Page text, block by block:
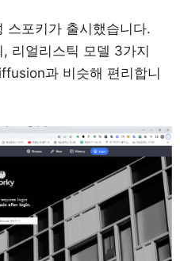
스포키가 출시했습니다.
리얼리스틱 모델 3가지
과 비슷해 편리합니